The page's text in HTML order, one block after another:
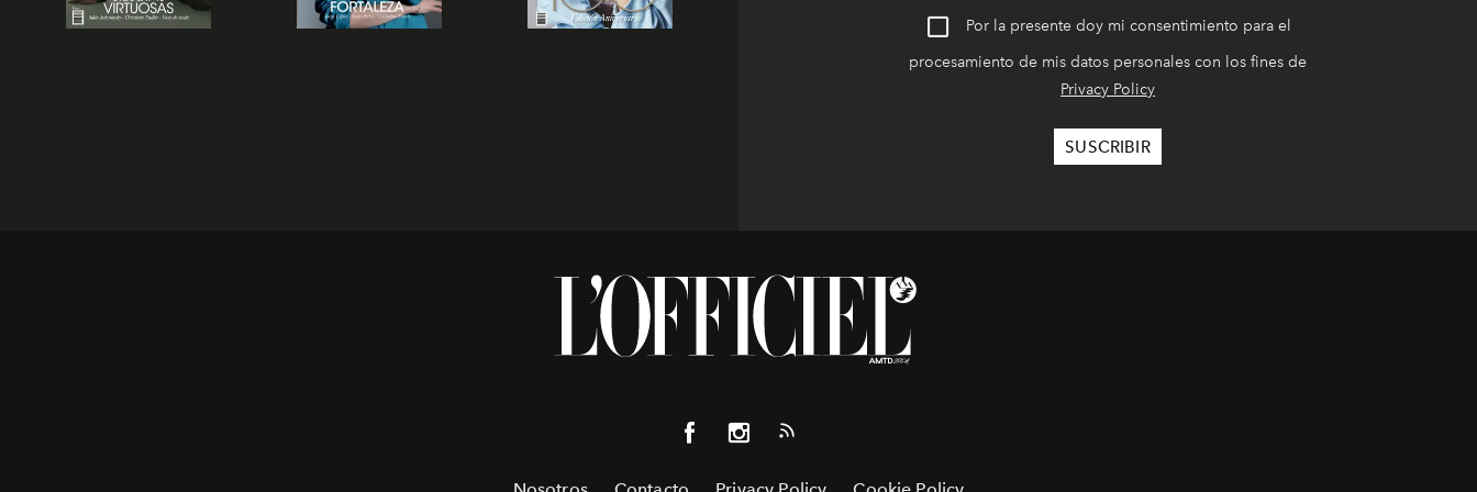
Por la presente doy mi consentimiento para el
procesamiento de mis datos personales con los fines de
Privacy Policy